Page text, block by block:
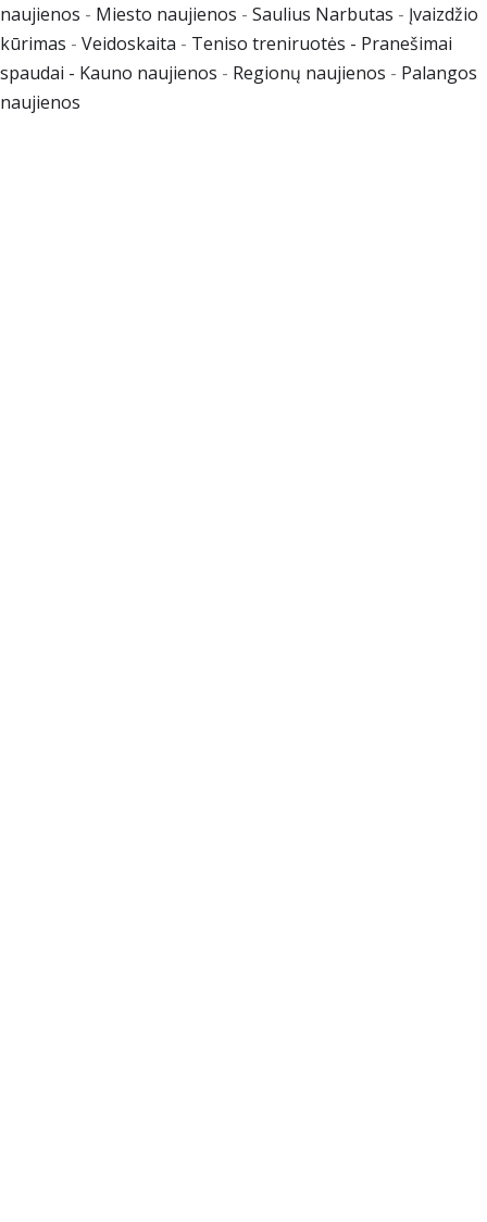
naujienos - Miesto naujienos - Saulius Narbutas - Įvaizdžio
kūrimas - Veidoskaita - Teniso treniruotės - Pranešimai
spaudai - Kauno naujienos - Regionų naujienos - Palangos
naujienos